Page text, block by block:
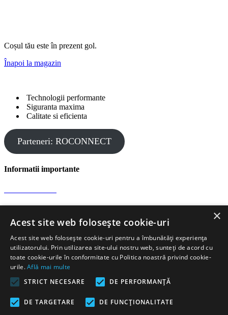
Coșul tău este în prezent gol.
Înapoi la magazin
Technologii performante
Siguranta maxima
Calitate si eficienta
Parteneri: ROCONNECT
Informatii importante
Informatii de contact
Comandă rapidă gheață carbonică
358 555
Luni-Vineri, 9:00am-18:00pm
×
Acest site web folosește cookie-uri
Acest site web folosește cookie-uri pentru a îmbunătăți experiența
utilizatorului. Prin utilizarea site-ului nostru web, sunteți de acord cu
toate cookie-urile în conformitate cu Politica noastră privind cookie-
urile.Află mai multe
STRICT NECESARE
DE PERFORMANȚĂ
DE TARGETARE DE FUNCŢIONALITATE